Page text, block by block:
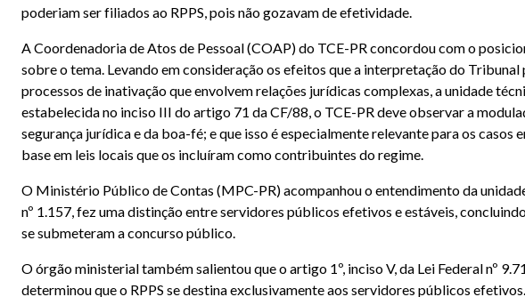
poderiam ser filiados ao RPPS, pois não gozavam de efetividade.
A Coordenadoria de Atos de Pessoal (COAP) do TCE-PR concordou com o
sobre o tema. Levando em consideração os efeitos que a interpretação do
processos de inativação que envolvem relações jurídicas complexas, a unidade
estabelecida no inciso III do artigo 71 da CF/88, o TCE-PR deve observar a
segurança jurídica e da boa-fé; e que isso é especialmente relevante para os
base em leis locais que os incluíram como contribuintes do regime.
O Ministério Público de Contas (MPC-PR) acompanhou o entendimento da
nº 1.157, fez uma distinção entre servidores públicos efetivos e estáveis,
se submeteram a concurso público.
O órgão ministerial também salientou que o artigo 1º, inciso V, da Lei Federal nº
determinou que o RPPS se destina exclusivamente aos servidores públicos efetivos.